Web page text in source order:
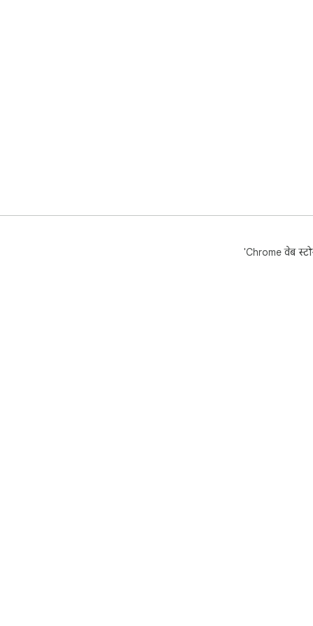
'Chrome वेब